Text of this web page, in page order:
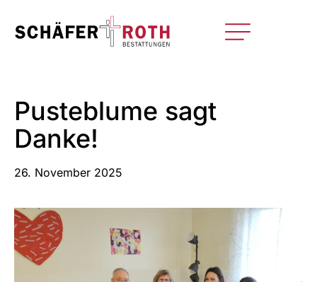
Pusteblume sagt
Danke!
26. November 2025